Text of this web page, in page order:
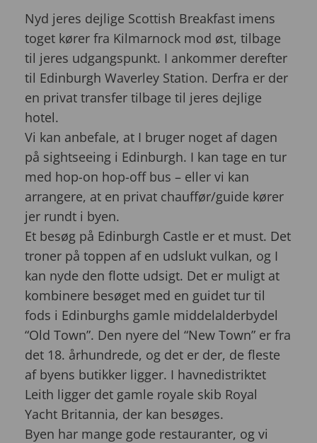
Nyd jeres dejlige Scottish Breakfast imens
toget kører fra Kilmarnock mod øst, tilbage
til jeres udgangspunkt. I ankommer derefter
til Edinburgh Waverley Station. Derfra er der
en privat transfer tilbage til jeres dejlige
hotel.
Vi kan anbefale, at I bruger noget af dagen
på sightseeing i Edinburgh. I kan tage en tur
med hop-on hop-off bus – eller vi kan
arrangere, at en privat chauffør/guide kører
jer rundt i byen.
Et besøg på Edinburgh Castle er et must. Det
troner på toppen af en udslukt vulkan, og I
kan nyde den flotte udsigt. Det er muligt at
kombinere besøget med en guidet tur til
fods i Edinburghs gamle middelalderbydel
“Old Town”. Den nyere del “New Town” er fra
det 18. århundrede, og det er der, de fleste
af byens butikker ligger. I havnedistriktet
Leith ligger det gamle royale skib Royal
Yacht Britannia, der kan besøges.
Byen har mange gode restauranter, og vi